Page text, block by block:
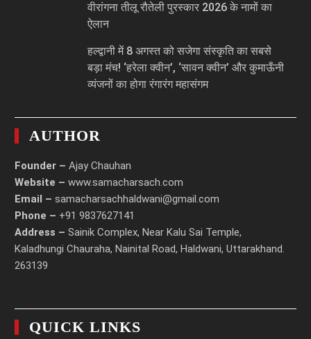
वीरांगना तीलू रौतेली पुरस्कार 2026 के नामों का
ऐलान
हल्द्वानी में 8 अगस्त को सजेगा संस्कृति का सबसे
बड़ा मंच! ‘हरेला क्वीन’, ‘सावन क्वीन’ और कुमाऊँनी
व्यंजनों का होगा रंगारंग महासंगम
AUTHOR
Founder – Ajay Chauhan
Website – www.samacharsach.com
Email – samacharsachhaldwani@gmail.com
Phone – +91 9837627141
Address – Sainik Complex, Near Kalu Sai Temple,
Kaladhungi Chauraha, Nainital Road, Haldwani, Uttarakhand.
263139
QUICK LINKS